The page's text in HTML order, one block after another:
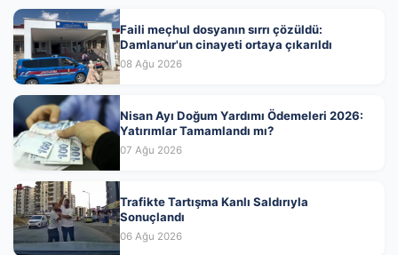
Faili meçhul dosyanın sırrı çözüldü:
Damlanur'un cinayeti ortaya çıkarıldı
08 Ağu 2026
Nisan Ayı Doğum Yardımı Ödemeleri 2026:
Yatırımlar Tamamlandı mı?
07 Ağu 2026
Trafikte Tartışma Kanlı Saldırıyla
Sonuçlandı
06 Ağu 2026